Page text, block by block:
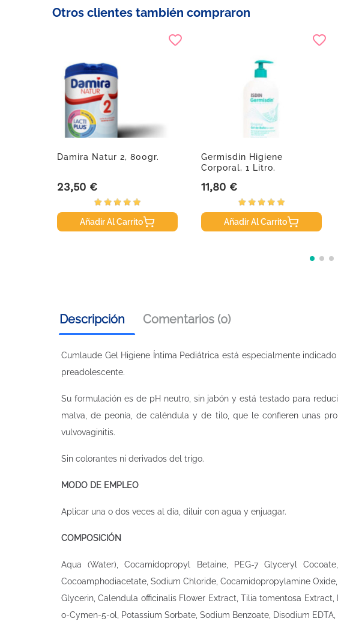
Otros clientes también compraron
Damira Natur 2, 800gr.
Precio
23,50 €
Añadir Al Carrito
Germisdin Higiene
Corporal, 1 Litro.
Precio
11,80 €
Añadir Al Carrito
Descripción Comentarios (0)
Cumlaude Gel Higiene Íntima Pediátrica está especialmente
preadolescente.
Su formulación es de pH neutro, sin jabón y está testado para
malva, de peonía, de caléndula y de tilo, que le confieren unas
vulvovaginitis.
Sin colorantes ni derivados del trigo.
MODO DE EMPLEO
Aplicar una o dos veces al día, diluir con agua y enjuagar.
COMPOSICIÓN
Aqua (Water), Cocamidopropyl Betaine, PEG-7 Glyceryl
Cocoamphodiacetate, Sodium Chloride, Cocamidopropylamine
Glycerin, Calendula officinalis Flower Extract, Tilia tomentosa
o-Cymen-5-ol, Potassium Sorbate, Sodium Benzoate, Disodium